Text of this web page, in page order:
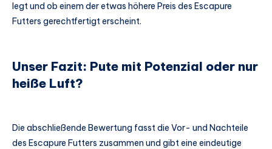
legt und ob einem der etwas höhere Preis des Escapure
Futters gerechtfertigt erscheint.
Unser Fazit: Pute mit Potenzial oder nur
heiße Luft?
Die abschließende Bewertung fasst die Vor- und Nachteile
des Escapure Futters zusammen und gibt eine eindeutige